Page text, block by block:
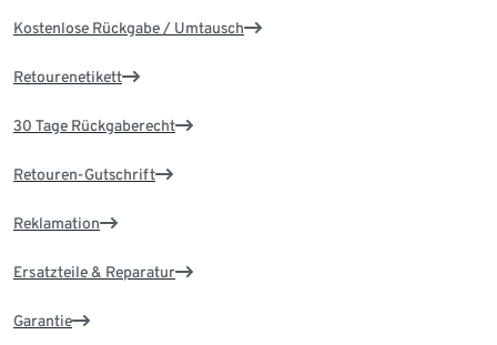
Kostenlose Rückgabe / Umtausch
Retourenetikett
30 Tage Rückgaberecht
Retouren-Gutschrift
Reklamation
Ersatzteile & Reparatur
Garantie